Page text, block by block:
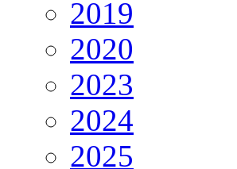
2019
2020
2023
2024
2025